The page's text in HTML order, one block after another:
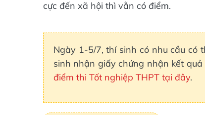
cực đến xã hội thì vẫn có điểm.
Ngày 1-5/7, thí sinh có nhu cầu có
sinh nhận giấy chứng nhận kết
điểm thi Tốt nghiệp THPT tại đây.